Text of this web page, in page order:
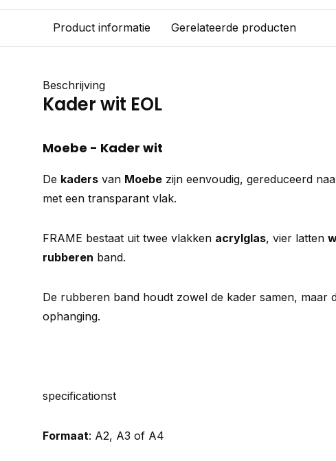
Product informatie Gerelateerde producten
Beschrijving
Kader wit EOL
Moebe - Kader wit
De kaders van Moebe zijn eenvoudig, gereduceerd
met een transparant vlak.
FRAME bestaat uit twee vlakken acrylglas, vier latten
rubberen band.
De rubberen band houdt zowel de kader samen, maar
ophanging.
specificationst
Formaat: A2, A3 of A4